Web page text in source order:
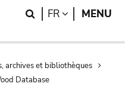
Search
FR LANGUAGE
MENU
archives et bibliothèques
Database